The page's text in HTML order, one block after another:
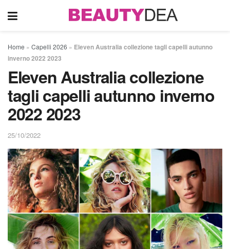
Home » Capelli 2026 » Eleven Australia collezione tagli capelli autunno
inverno 2022 2023
Eleven Australia collezione
tagli capelli autunno inverno
2022 2023
25/10/2022